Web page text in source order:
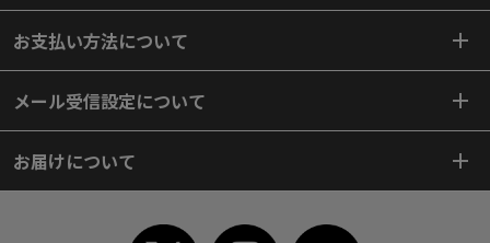
お支払い方法について
メール受信設定について
お届けについて